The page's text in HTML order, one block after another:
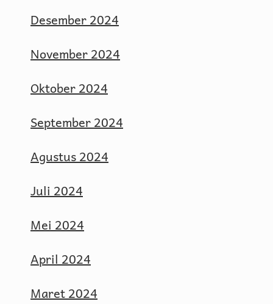
Desember 2024
November 2024
Oktober 2024
September 2024
Agustus 2024
Juli 2024
Mei 2024
April 2024
Maret 2024